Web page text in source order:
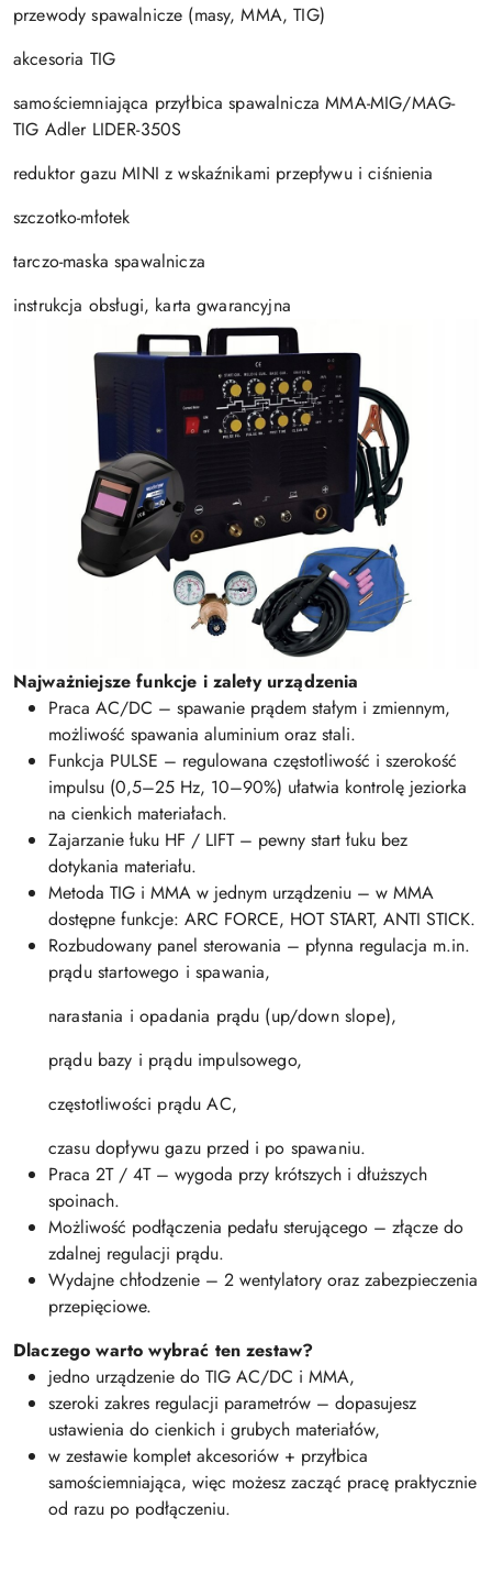
przewody spawalnicze (masy, MMA, TIG)
akcesoria TIG
samościemniająca przyłbica spawalnicza MMA-MIG/MAG-
TIG Adler LIDER-350S
reduktor gazu MINI z wskaźnikami przepływu i ciśnienia
szczotko-młotek
tarczo-maska spawalnicza
instrukcja obsługi, karta gwarancyjna
Najważniejsze funkcje i zalety urządzenia
Praca AC/DC – spawanie prądem stałym i zmiennym,
możliwość spawania aluminium oraz stali.
Funkcja PULSE – regulowana częstotliwość i szerokość
impulsu (0,5–25 Hz, 10–90%) ułatwia kontrolę jeziorka
na cienkich materiałach.
Zajarzanie łuku HF / LIFT – pewny start łuku bez
dotykania materiału.
Metoda TIG i MMA w jednym urządzeniu – w MMA
dostępne funkcje: ARC FORCE, HOT START, ANTI STICK.
Rozbudowany panel sterowania – płynna regulacja m.in.
prądu startowego i spawania,
narastania i opadania prądu (up/down slope),
prądu bazy i prądu impulsowego,
częstotliwości prądu AC,
czasu dopływu gazu przed i po spawaniu.
Praca 2T / 4T – wygoda przy krótszych i dłuższych
spoinach.
Możliwość podłączenia pedału sterującego – złącze do
zdalnej regulacji prądu.
Wydajne chłodzenie – 2 wentylatory oraz zabezpieczenia
przepięciowe.
Dlaczego warto wybrać ten zestaw?
jedno urządzenie do TIG AC/DC i MMA,
szeroki zakres regulacji parametrów – dopasujesz
ustawienia do cienkich i grubych materiałów,
w zestawie komplet akcesoriów + przyłbica
samościemniająca, więc możesz zacząć pracę praktycznie
od razu po podłączeniu.